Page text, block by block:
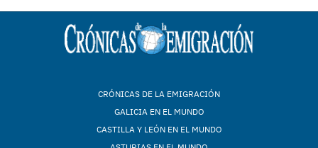
CRÓNICAS DE LA EMIGRACIÓN
GALICIA EN EL MUNDO
CASTILLA Y LEÓN EN EL MUNDO